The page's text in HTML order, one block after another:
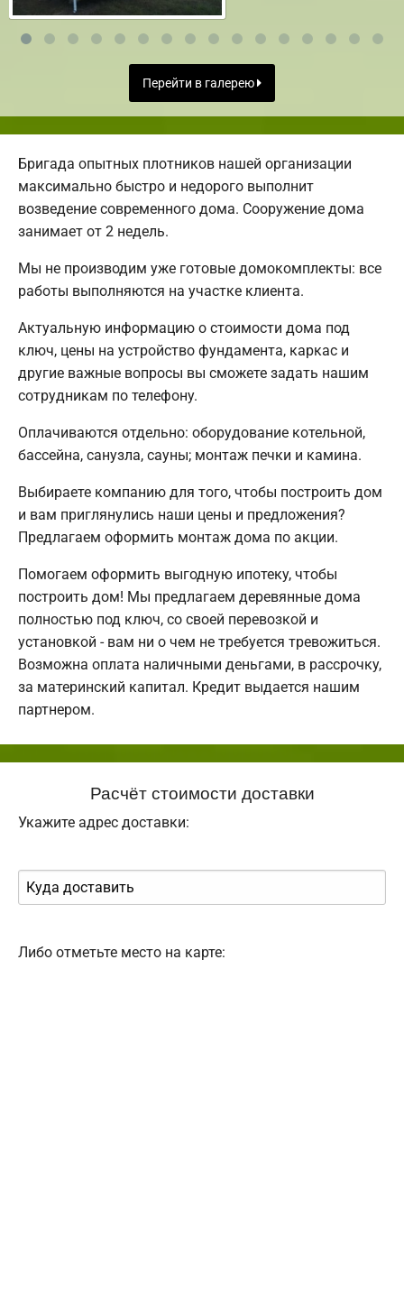
Перейти в галерею
Бригада опытных плотников нашей организации
максимально быстро и недорого выполнит
возведение современного дома. Сооружение дома
занимает от 2 недель.
Мы не производим уже готовые домокомплекты: все
работы выполняются на участке клиента.
Актуальную информацию о стоимости дома под
ключ, цены на устройство фундамента, каркас и
другие важные вопросы вы сможете задать нашим
сотрудникам по телефону.
Оплачиваются отдельно: оборудование котельной,
бассейна, санузла, сауны; монтаж печки и камина.
Выбираете компанию для того, чтобы построить дом
и вам приглянулись наши цены и предложения?
Предлагаем оформить монтаж дома по акции.
Помогаем оформить выгодную ипотеку, чтобы
построить дом! Мы предлагаем деревянные дома
полностью под ключ, со своей перевозкой и
установкой - вам ни о чем не требуется тревожиться.
Возможна оплата наличными деньгами, в рассрочку,
за материнский капитал. Кредит выдается нашим
партнером.
Расчёт стоимости доставки
Укажите адрес доставки:
Либо отметьте место на карте: